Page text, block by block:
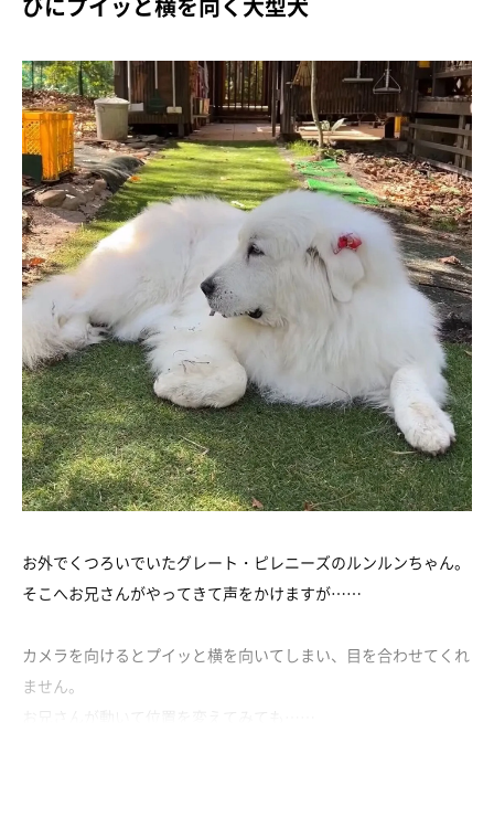
お外でくつろいでいたグレート・ピレニーズのルンルンちゃん。
そこへお兄さんがやってきて声をかけますが……
カメラを向けるとプイッと横を向いてしまい、目を合わせてくれ
ません。